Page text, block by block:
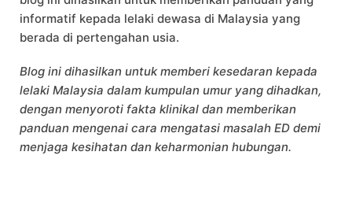
informatif kepada lelaki dewasa di Malaysia yang
berada di pertengahan usia.
Blog ini dihasilkan untuk memberi kesedaran kepada
lelaki Malaysia dalam kumpulan umur yang dihadkan,
dengan menyoroti fakta klinikal dan memberikan
panduan mengenai cara mengatasi masalah ED demi
menjaga kesihatan dan keharmonian hubungan.